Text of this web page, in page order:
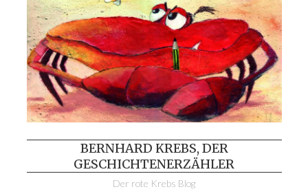
BERNHARD KREBS, DER
GESCHICHTENERZÄHLER
Der rote Krebs Blog